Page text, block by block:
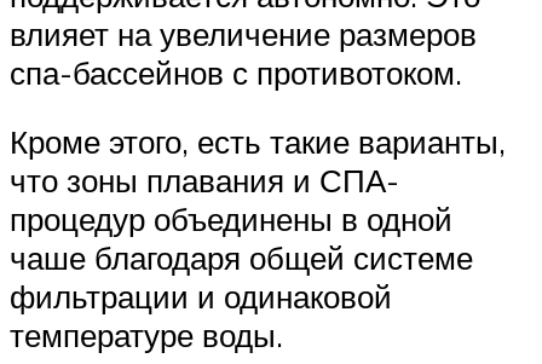
влияет на увеличение размеров
спа-бассейнов с противотоком.
Кроме этого, есть такие варианты,
что зоны плавания и СПА-
процедур объединены в одной
чаше благодаря общей системе
фильтрации и одинаковой
температуре воды.